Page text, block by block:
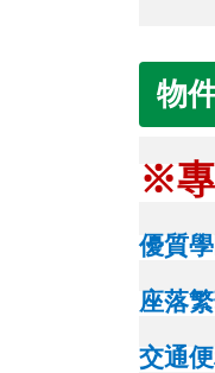
物
※
優質
座落
交通